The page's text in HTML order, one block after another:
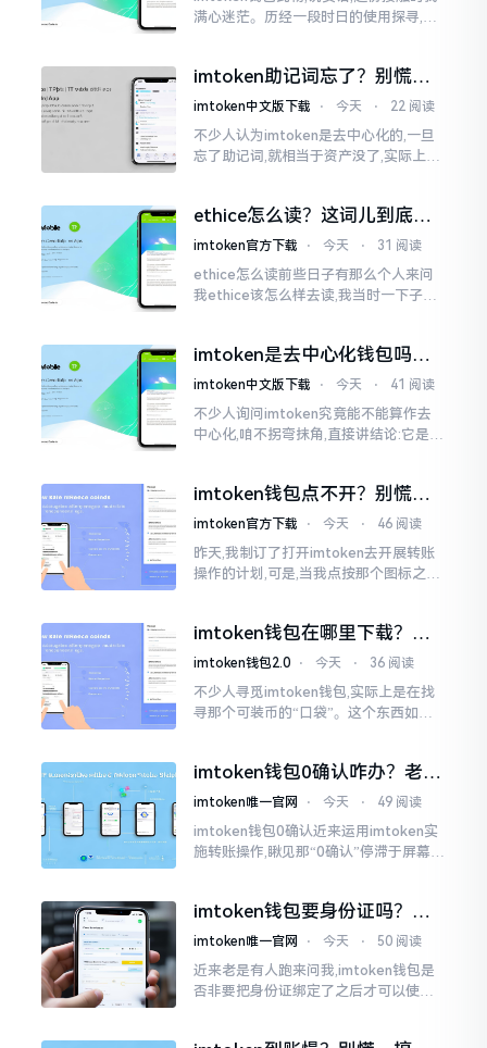
满心迷茫。历经一段时日的使用探寻,我
李鹏
imtoken助记词忘了？别慌，
这招能救你
imtoken中文版下载 ⋅ 今天 ⋅ 22 阅读
不少人认为imtoken是去中心化的,一旦
忘了助记词,就相当于资产没了,实际上这
于网络连接状态
ethice怎么读？这词儿到底念
啥，别搞错了
imtoken官方下载 ⋅ 今天 ⋅ 31 阅读
ethice怎么读前些日子有那么个人来问
我ethice该怎么样去读,我当时一下子就
呢拼写方面却少了一个字母
imtoken是去中心化钱包吗？
看完这篇不踩坑
imtoken中文版下载 ⋅ 今天 ⋅ 41 阅读
不少人询问imtoken究竟能不能算作去
中心化,咱不拐弯抹角,直接讲结论:它是一
imtoken钱包点不开？别慌，
试试这几招
imtoken官方下载 ⋅ 今天 ⋅ 46 阅读
昨天,我制订了打开imtoken去开展转账
操作的计划,可是,当我点按那个图标之后,
imtoken钱包在哪里下载？老
手教你几招避坑
imtoken钱包2.0 ⋅ 今天 ⋅ 36 阅读
不少人寻觅imtoken钱包,实际上是在找
寻那个可装币的“口袋”。这个东西如今
持。
imtoken钱包0确认咋办？老手
教你几招快速解决
imtoken唯一官网 ⋅ 今天 ⋅ 49 阅读
imtoken钱包0确认近来运用imtoken实
施转账操作,瞅见那“0确认”停滞于屏幕之
你仅有干巴巴等待其一途。
imtoken钱包要身份证吗？别
慌，看完这篇就懂了
imtoken唯一官网 ⋅ 今天 ⋅ 50 阅读
近来老是有人跑来问我,imtoken钱包是
否非要把身份证绑定了之后才可以使用